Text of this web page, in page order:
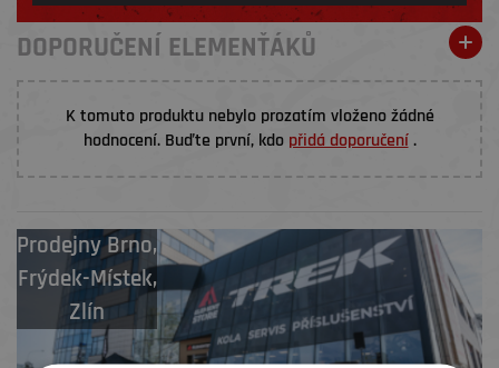
DOPORUČENÍ ELEMENŤÁKŮ
K tomuto produktu nebylo prozatím vloženo žádné
hodnocení. Buďte první, kdo přidá doporučení.
ProdejnyBrno,
Frýdek-Místek,
Zlín